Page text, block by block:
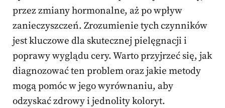
przez zmiany hormonalne, aż po wpływ
zanieczyszczeń. Zrozumienie tych czynników
jest kluczowe dla skutecznej pielęgnacji i
poprawy wyglądu cery. Warto przyjrzeć się, jak
diagnozować ten problem oraz jakie metody
mogą pomóc w jego wyrównaniu, aby
odzyskać zdrowy i jednolity koloryt.